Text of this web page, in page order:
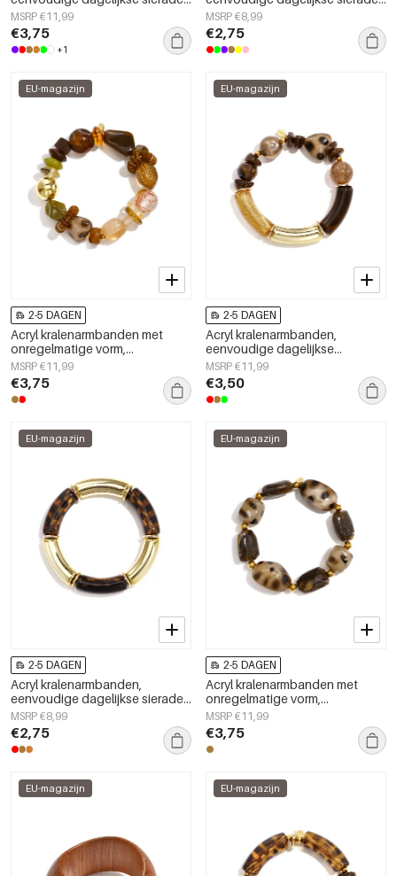
uit de Simple Series voor dames.
MSRP €11,99
€3,75
+1
uit de Simple Series voor dames.
MSRP €8,99
€2,75
EU-magazijn
2-5 DAGEN
Acryl kralenarmbanden met
onregelmatige vorm,
eenvoudige dagelijkse
collectie, damessieraden
MSRP €11,99
€3,75
EU-magazijn
2-5 DAGEN
Acryl kralenarmbanden,
eenvoudige dagelijkse
kralenserie, damessieraden
MSRP €11,99
€3,50
EU-magazijn
2-5 DAGEN
Acryl kralenarmbanden,
eenvoudige dagelijkse sieraden
uit de Simple Series voor dames.
MSRP €8,99
€2,75
EU-magazijn
2-5 DAGEN
Acryl kralenarmbanden met
onregelmatige vorm,
eenvoudige, alledaagse serie,
damessieraden
MSRP €11,99
€3,75
EU-magazijn EU-magazijn